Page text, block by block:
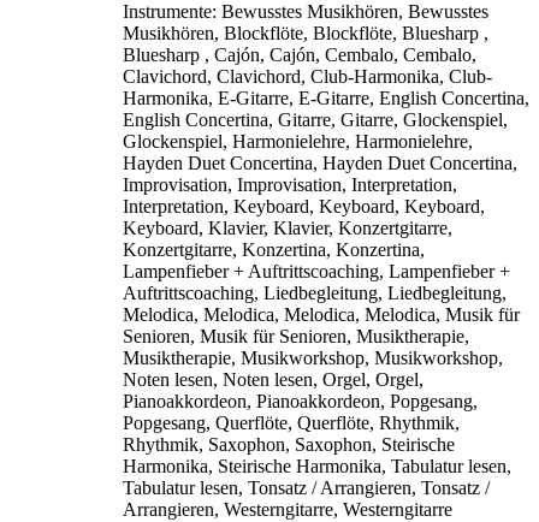
Instrumente: Bewusstes Musikhören, Bewusstes
Musikhören, Blockflöte, Blockflöte, Bluesharp ,
Bluesharp , Cajón, Cajón, Cembalo, Cembalo,
Clavichord, Clavichord, Club-Harmonika, Club-
Harmonika, E-Gitarre, E-Gitarre, English Concertina,
English Concertina, Gitarre, Gitarre, Glockenspiel,
Glockenspiel, Harmonielehre, Harmonielehre,
Hayden Duet Concertina, Hayden Duet Concertina,
Improvisation, Improvisation, Interpretation,
Interpretation, Keyboard, Keyboard, Keyboard,
Keyboard, Klavier, Klavier, Konzertgitarre,
Konzertgitarre, Konzertina, Konzertina,
Lampenfieber + Auftrittscoaching, Lampenfieber +
Auftrittscoaching, Liedbegleitung, Liedbegleitung,
Melodica, Melodica, Melodica, Melodica, Musik für
Senioren, Musik für Senioren, Musiktherapie,
Musiktherapie, Musikworkshop, Musikworkshop,
Noten lesen, Noten lesen, Orgel, Orgel,
Pianoakkordeon, Pianoakkordeon, Popgesang,
Popgesang, Querflöte, Querflöte, Rhythmik,
Rhythmik, Saxophon, Saxophon, Steirische
Harmonika, Steirische Harmonika, Tabulatur lesen,
Tabulatur lesen, Tonsatz / Arrangieren, Tonsatz /
Arrangieren, Westerngitarre, Westerngitarre